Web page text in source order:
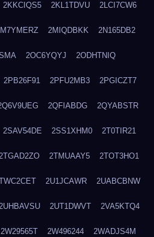
2KKCIQS5 2KL1TDVU 2LCI7CW6
2MIQDBKK 2N165DB2
2OC6YQYJ 2ODHTNIQ
2PB26F91 2PFU2MB3 2PGICZT7
2QFIABDG 2QYABSTR
2SAV54DE 2SS1XHM0 2T0TIR21
2TMUAAY5 2TOT3HO1
2U1JCAWR 2UABCBNW
2UT1DWVT 2VA5KTQ4
2W29565T 2W496244 2WADJS4M